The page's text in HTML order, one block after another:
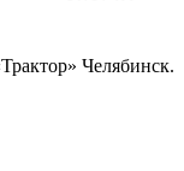
Челябинск.